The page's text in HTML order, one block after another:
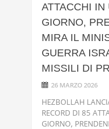
ATTACCHI IN
GIORNO,
MIRA IL
GUERRA
MISSILI DI
26 MARZO 2026
HEZBOLLAH
RECORD DI 85
GIORNO,